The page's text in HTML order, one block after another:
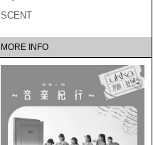
SCENT
MORE INFO